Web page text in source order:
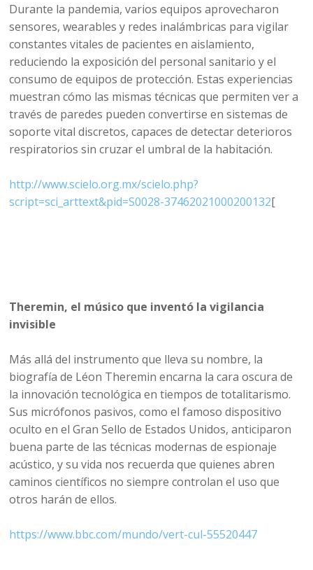
Durante la pandemia, varios equipos aprovecharon
sensores, wearables y redes inalámbricas para vigilar
constantes vitales de pacientes en aislamiento,
reduciendo la exposición del personal sanitario y el
consumo de equipos de protección. Estas experiencias
muestran cómo las mismas técnicas que permiten ver a
través de paredes pueden convertirse en sistemas de
soporte vital discretos, capaces de detectar deterioros
respiratorios sin cruzar el umbral de la habitación.
http://www.scielo.org.mx/scielo.php?
script=sci_arttext&pid=S0028-37462021000200132[
Theremin, el músico que inventó la vigilancia
invisible
Más allá del instrumento que lleva su nombre, la
biografía de Léon Theremin encarna la cara oscura de
la innovación tecnológica en tiempos de totalitarismo.
Sus micrófonos pasivos, como el famoso dispositivo
oculto en el Gran Sello de Estados Unidos, anticiparon
buena parte de las técnicas modernas de espionaje
acústico, y su vida nos recuerda que quienes abren
caminos científicos no siempre controlan el uso que
otros harán de ellos.
https://www.bbc.com/mundo/vert-cul-55520447